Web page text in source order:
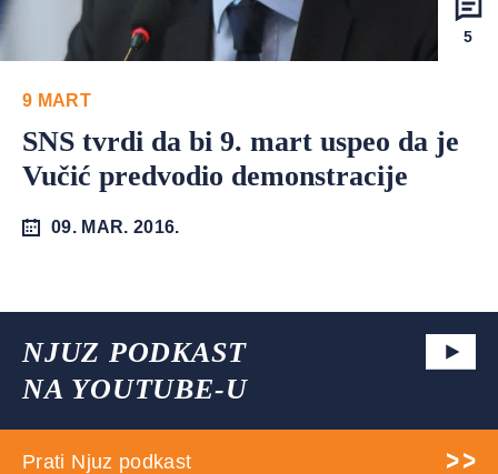
5
9 MART
SNS tvrdi da bi 9. mart uspeo da je
Vučić predvodio demonstracije
09. MAR. 2016.
NJUZ PODKAST
NA YOUTUBE-U
Prati Njuz podkast